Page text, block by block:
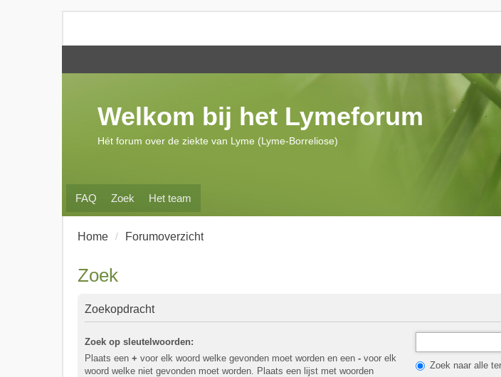
FAQ Zoek Het team
Welkom bij het Lymeforum
Hét forum over de ziekte van Lyme (Lyme-Borreliose)
Home Forumoverzicht
Zoek
Zoekopdracht
Zoek op sleutelwoorden:
Plaats een + voor elk woord welke gevonden moet worden en een - voor elk
woord welke niet gevonden moet worden. Plaats een lijst met woorden
Zoek naar alle